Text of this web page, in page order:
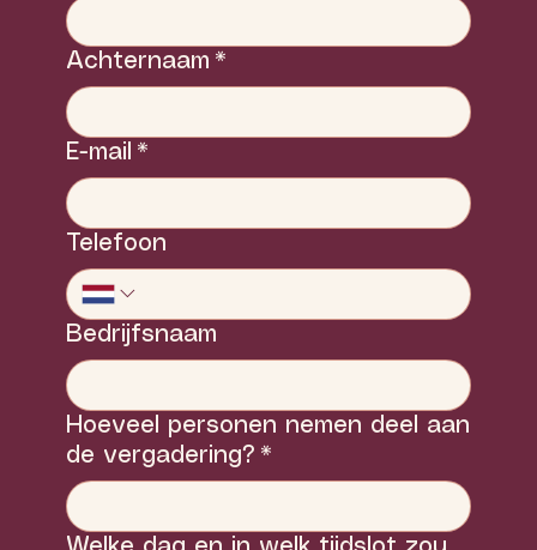
Achternaam *
E-mail *
Telefoon
Bedrijfsnaam
Hoeveel personen nemen deel aan
de vergadering? *